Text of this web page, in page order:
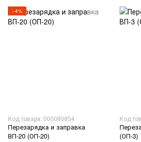
−4%
Код товара: 000080854
Перезарядка и заправка
ВП-20 (ОП-20)
Код
(ОП-3)